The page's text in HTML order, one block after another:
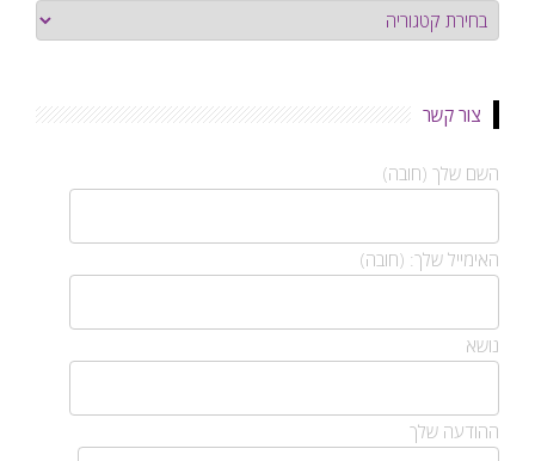
קטגוריות
צור קשר
השם שלך (חובה)
האימייל שלך: (חובה)
נושא
ההודעה שלך